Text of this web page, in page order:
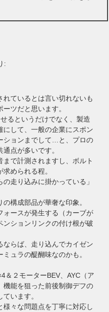
:
ているとは言い切れないも
ツだと思います。
るというだけでなく、製造
にして、一般の企業にスポン
ションまでして…と、プロの
点が多いです。
で計測されますし、ボルト
められる程。
走り込みに掛かっている」
構成部品が華奢な印象。
ォースが発生する（カーブが
ンションリンクの付け根が破
ならば、走り込んでカイゼン
ュラの醍醐味なのかも。
＆２モーターBEV、AYC（ア
機能を狙った前後制御デフの
います。
様々な問題点を丁寧に対応し